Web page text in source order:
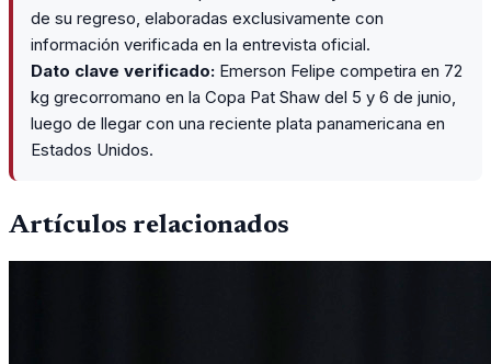
de su regreso, elaboradas exclusivamente con
información verificada en la entrevista oficial.
Dato clave verificado: Emerson Felipe competira en 72
kg grecorromano en la Copa Pat Shaw del 5 y 6 de junio,
luego de llegar con una reciente plata panamericana en
Estados Unidos.
Artículos relacionados